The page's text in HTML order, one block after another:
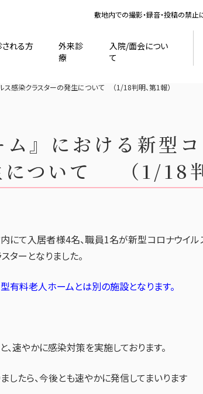
敷地内での撮影・録音・投稿の禁止
れる方
外来診
療
入院/面会につい
て
ス感染クラスターの発生について （1/18判明、第1報）
ム』における新型
について （1/18
て入居者様4名、職員1名が新型コロナウイル
ターとなりました。
料老人ホームとは別の施設となります。
速やかに感染対策を実施しております。
たら、今後とも速やかに発信してまいります